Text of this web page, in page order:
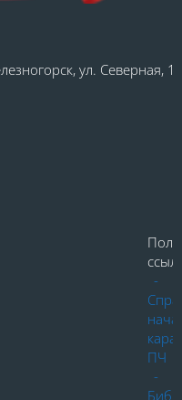
ул. Северная, 1.
-
ПЧ
-